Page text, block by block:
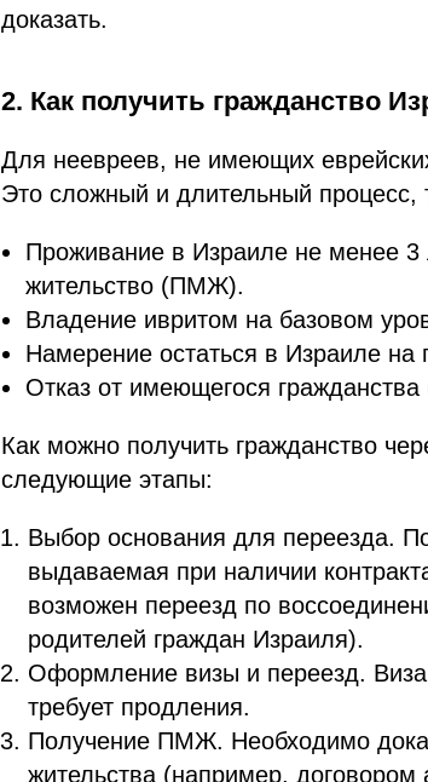
доказать.
2. Как получить гражданство
Для неевреев, не имеющих
Это сложный и длительный процесс,
Проживание в Израиле не менее
жительство (ПМЖ).
Владение ивритом на базовом
Намерение остаться в Израиле на
Отказ от имеющегося гражданства
Как можно получить гражданство
следующие этапы:
Выбор основания для переезда.
выдаваемая при наличии
возможен переезд по
родителей граждан Израиля).
Оформление визы и переезд. Виза
требует продления.
Получение ПМЖ. Необходимо
жительства (например,